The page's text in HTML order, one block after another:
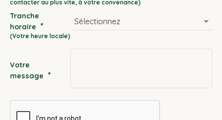
slash
MM
slash
Tranche
horaire *
Votre
message *